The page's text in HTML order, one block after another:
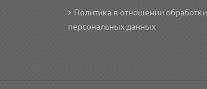
Политика в отношении обработки
персональных данных